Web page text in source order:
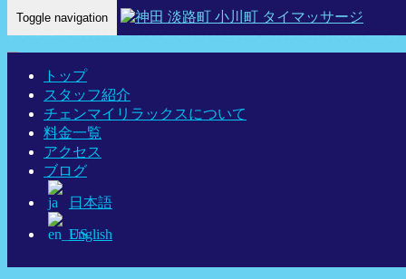
Toggle navigation
トップ
スタッフ紹介
チェンマイリラックスについて
料金一覧
アクセス
ブログ
日本語
English
Home- アン-…
アン-神田 タイマッサージ タイ古式マッサージ チェンマイ
リラックス